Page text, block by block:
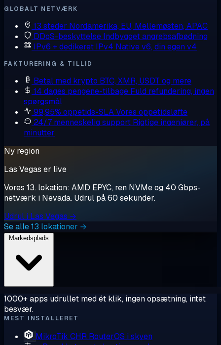
GLOBALT NETVÆRK
13 steder Nordamerika, EU, Mellemøsten, APAC
DDoS-beskyttelse Indbygget angrebsafbødning
IPv6 + dedikeret IPv4 Native v6, din egen v4
FAKTURERING & TILLID
Betal med krypto BTC, XMR, USDT og mere
14 dages pengene-tilbage Fuld refundering, ingen
spørgsmål
99,95% oppetids-SLAVores oppetidsløfte
24/7 menneskelig support Rigtige ingeniører, på
minutter
Ny region
Las Vegas er live
Vores 13. lokation: AMD EPYC, ren NVMe og 40 Gbps-
netværk i Nevada. Udrul på 60 sekunder.
Udrul i Las Vegas →
Se alle 13 lokationer →
1000+ apps udrullet med ét klik, ingen opsætning, intet
besvær.
MEST INSTALLERET
MikroTik CHR RouterOS i skyen